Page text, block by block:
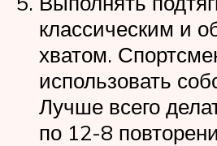
классическим и
хватом.
использовать
Лучше всего
по 12-8